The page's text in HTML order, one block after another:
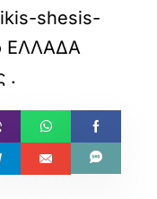
shesis-
ΕΛΛΑΔΑ
.